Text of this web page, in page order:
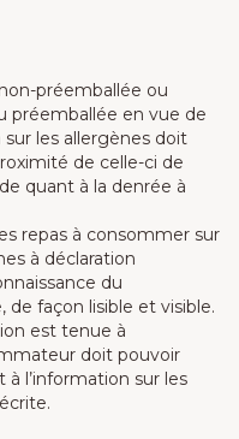
préemballée ou
préemballée en vue de
les allergènes doit
de celle-ci de
quant à la denrée à
repas à consommer sur
à déclaration
du
façon lisible et visible.
est tenue à
doit pouvoir
l’information sur les